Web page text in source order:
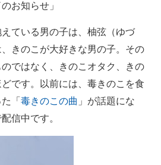
お知らせ」
ている男の子は、柚弦（ゆづ
きのこが大好きな男の子。その
ではなく、きのこオタク、きの
です。以前には、毒きのこを食
「 毒きのこの曲 」が話題にな
信中です。